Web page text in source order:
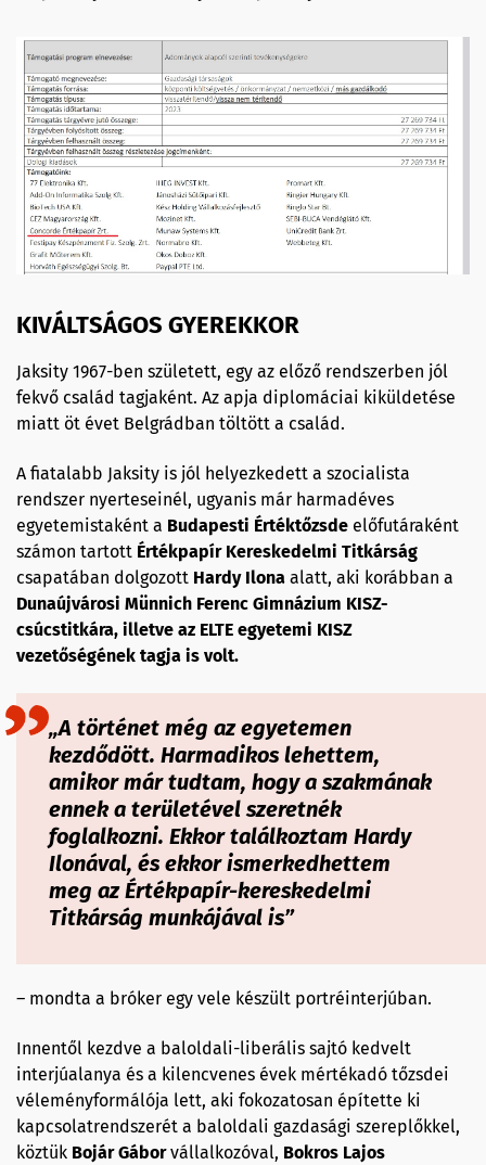
KIVÁLTSÁGOS GYEREKKOR
Jaksity 1967-ben született, egy az előző rendszerben jól
fekvő család tagjaként. Az apja diplomáciai kiküldetése
miatt öt évet Belgrádban töltött a család.
A fiatalabb Jaksity is jól helyezkedett a szocialista
rendszer nyerteseinél, ugyanis már harmadéves
egyetemistaként a Budapesti Értéktőzsde előfutáraként
számon tartott Értékpapír Kereskedelmi Titkárság
csapatában dolgozott Hardy Ilona alatt, aki korábban a
Dunaújvárosi Münnich Ferenc Gimnázium KISZ-
csúcstitkára, illetve az ELTE egyetemi KISZ
vezetőségének tagja is volt.
„A történet még az egyetemen
kezdődött. Harmadikos lehettem,
amikor már tudtam, hogy a szakmának
ennek a területével szeretnék
foglalkozni. Ekkor találkoztam Hardy
Ilonával, és ekkor ismerkedhettem
meg az Értékpapír-kereskedelmi
Titkárság munkájával is”
– mondta a bróker egy vele készült portréinterjúban.
Innentől kezdve a baloldali-liberális sajtó kedvelt
interjúalanya és a kilencvenes évek mértékadó tőzsdei
véleményformálója lett, aki fokozatosan építette ki
kapcsolatrendszerét a baloldali gazdasági szereplőkkel,
köztük Bojár Gáborvállalkozóval, Bokros Lajos